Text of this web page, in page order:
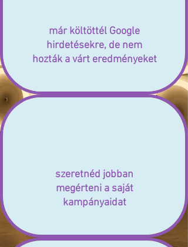
már költöttél Google
hirdetésekre, de nem
hozták a várt eredményeket
szeretnéd jobban
megérteni a saját
kampányaidat